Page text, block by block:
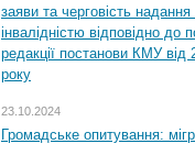
заяви та черговість надання
інвалідністю відповідно
редакції постанови КМУ
року
23.10.2024
Громадське опитування: